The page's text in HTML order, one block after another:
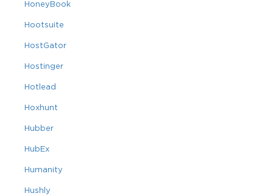
HoneyBook
Hootsuite
HostGator
Hostinger
Hotlead
Hoxhunt
Hubber
HubEx
Humanity
Hushly